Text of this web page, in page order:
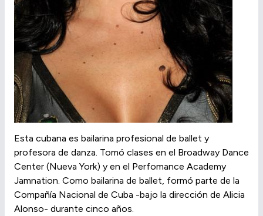
Esta cubana es bailarina profesional de ballet y
profesora de danza. Tomó clases en el Broadway Dance
Center (Nueva York) y en el Perfomance Academy
Jamnation. Como bailarina de ballet, formó parte de la
Compañía Nacional de Cuba -bajo la dirección de Alicia
Alonso- durante cinco años.